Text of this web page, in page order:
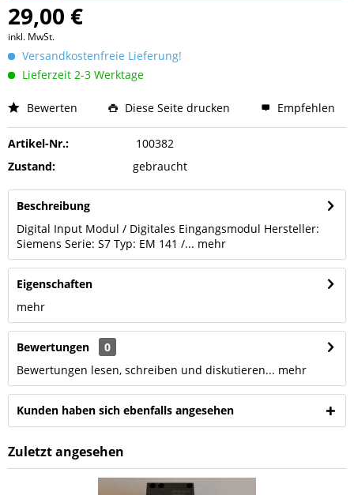
29,00 €
inkl. MwSt.
Versandkostenfreie Lieferung!
Lieferzeit 2-3 Werktage
Bewerten Diese Seite drucken Empfehlen
Artikel-Nr.:
100382
Zustand:
gebraucht
Beschreibung
Digital Input Modul / Digitales Eingangsmodul Hersteller:
Siemens Serie: S7 Typ: EM 141 /... mehr
Eigenschaften
mehr
Bewertungen
0
Bewertungen lesen, schreiben und diskutieren... mehr
Kunden haben sich ebenfalls angesehen
Zuletzt angesehen